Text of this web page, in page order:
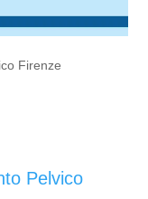
Firenze
Pelvico